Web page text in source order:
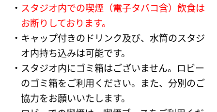
スタジオ内での喫煙（電子タバコ含）飲食は
お断りしております。
キャップ付きのドリンク及び、水筒のスタジ
オ内持ち込みは可能です。
スタジオ内にゴミ箱はございません。ロビー
のゴミ箱をご利用ください。また、分別のご
協力をお願いいたします。